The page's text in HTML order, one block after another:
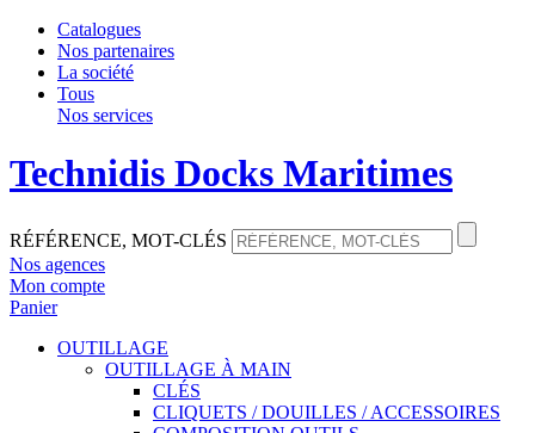
Catalogues
Nos partenaires
La société
Tous
Nos services
Technidis Docks Maritimes
RÉFÉRENCE, MOT-CLÉS
Nos agences
Mon compte
Panier
OUTILLAGE
OUTILLAGE À MAIN
CLÉS
CLIQUETS / DOUILLES / ACCESSOIRES